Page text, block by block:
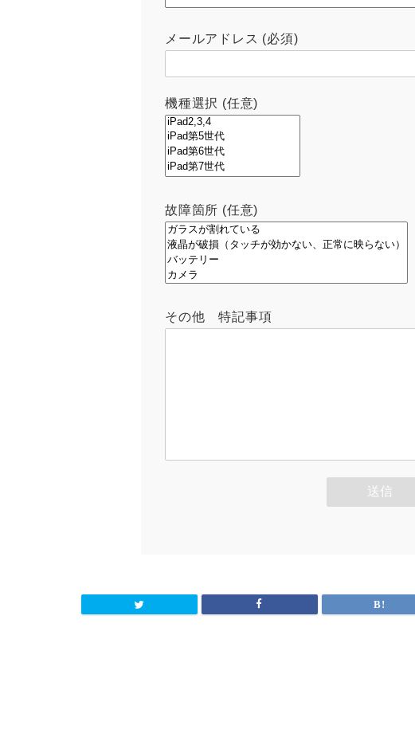
メールアドレス (必須)
機種選択 (任意)
故障箇所 (任意)
その他 特記事項